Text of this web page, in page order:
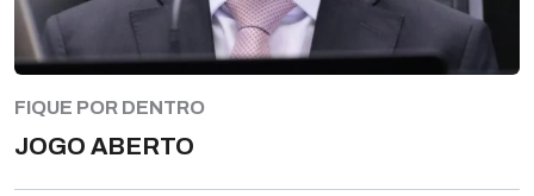
FIQUE POR DENTRO
JOGO ABERTO